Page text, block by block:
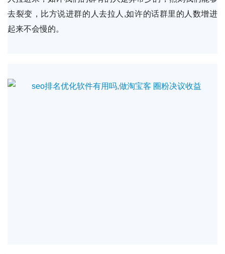
去裂变，比方说进群的人去拉人,如许的话群里的人数增进
起来不会慢的。